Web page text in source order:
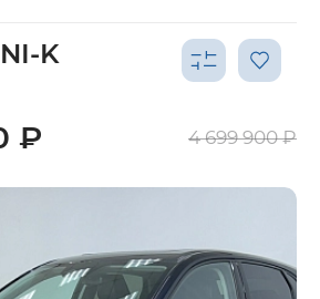
K
₽ 4 699 900 ₽